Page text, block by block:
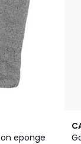
eponge
/
13